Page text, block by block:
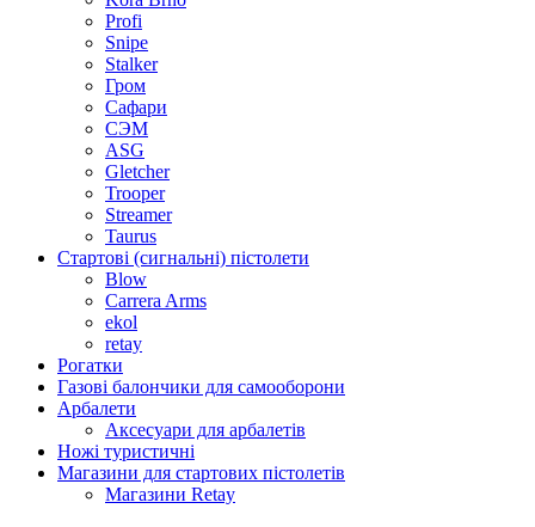
Profi
Snipe
Stalker
Гром
Сафари
СЭМ
ASG
Gletcher
Trooper
Streamer
Taurus
Стартові (сигнальні) пістолети
Blow
Carrera Arms
ekol
retay
Рогатки
Газові балончики для самооборони
Арбалети
Аксесуари для арбалетів
Ножі туристичні
Магазини для стартових пістолетів
Магазини Retay